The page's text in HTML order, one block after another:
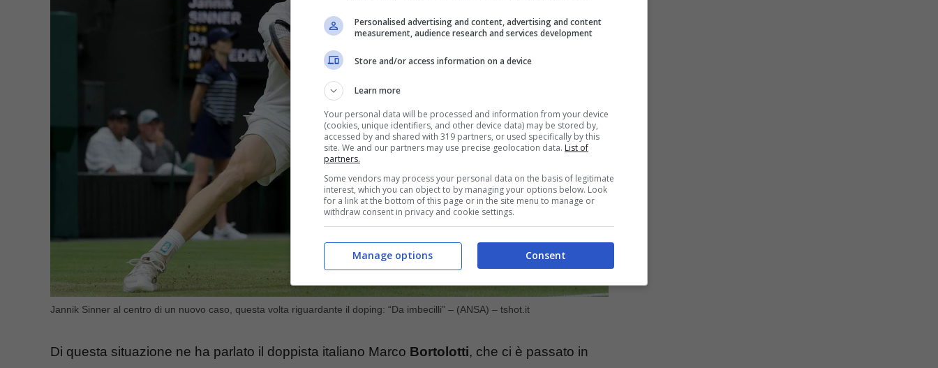
Jannik Sinner al centro di un nuovo caso, questa volta riguardante il doping: “Da imbecilli” – (ANSA) – tshot.it
Di questa situazione ne ha parlato il doppista italiano Marco Bortolotti, che ci è passato in
Personalised advertising and content, advertising and content
measurement, audience research and services development
Store and/or access information on a device
Learn more
Your personal data will be processed and information from your device
(cookies, unique identifiers, and other device data) may be stored by,
accessed by and shared with 319 partners, or used specifically by this
site. We and our partners may use precise geolocation data. List of
partners.
Some vendors may process your personal data on the basis of legitimate
interest, which you can object to by managing your options below. Look
for a link at the bottom of this page or in the site menu to manage or
withdraw consent in privacy and cookie settings.
Consent
Manage options